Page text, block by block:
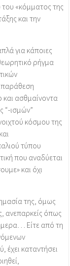
του «κόμματος της
και την
για κάποιες
ρήγμα
ασθμαίνοντα
“-ισμών”
κόσμου της
τύπου
που αναδύεται
και όχι
της, όμως
ανεπαρκείς όπως
Είτε από τη
καταντήσει